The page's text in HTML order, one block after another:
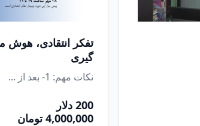
تفکر انتقادی،
گیری
نکات مهم: 1- بعد از ...
200 دلار
4,000,000 تومان